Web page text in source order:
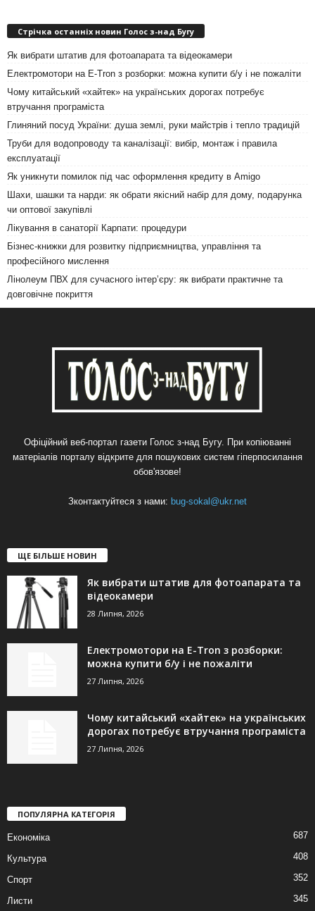
Стрічка останніх новин Голос з-над Бугу
Як вибрати штатив для фотоапарата та відеокамери
Електромотори на E-Tron з розборки: можна купити б/у і не пожаліти
Чому китайський «хайтек» на українських дорогах потребує
втручання програміста
Глиняний посуд України: душа землі, руки майстрів і тепло традицій
Труби для водопроводу та каналізації: вибір, монтаж і правила
експлуатації
Як уникнути помилок під час оформлення кредиту в Amigo
Шахи, шашки та нарди: як обрати якісний набір для дому, подарунка
чи оптової закупівлі
Лікування в санаторії Карпати: процедури
Бізнес-книжки для розвитку підприємництва, управління та
професійного мислення
Лінолеум ПВХ для сучасного інтер’єру: як вибрати практичне та
довговічне покриття
Офіційний веб-портал газети Голос з-над Бугу. При копіюванні
матеріалів порталу відкрите для пошукових систем гіперпосилання
обов'язове!
Зконтактуйтеся з нами: bug-sokal@ukr.net
ЩЕ БІЛЬШЕ НОВИН
Як вибрати штатив для фотоапарата та
відеокамери
28 Липня, 2026
Електромотори на E-Tron з розборки:
можна купити б/у і не пожаліти
27 Липня, 2026
Чому китайський «хайтек» на українських
дорогах потребує втручання програміста
27 Липня, 2026
ПОПУЛЯРНА КАТЕГОРІЯ
Економіка 687
Культура 408
Спорт 352
Листи 345